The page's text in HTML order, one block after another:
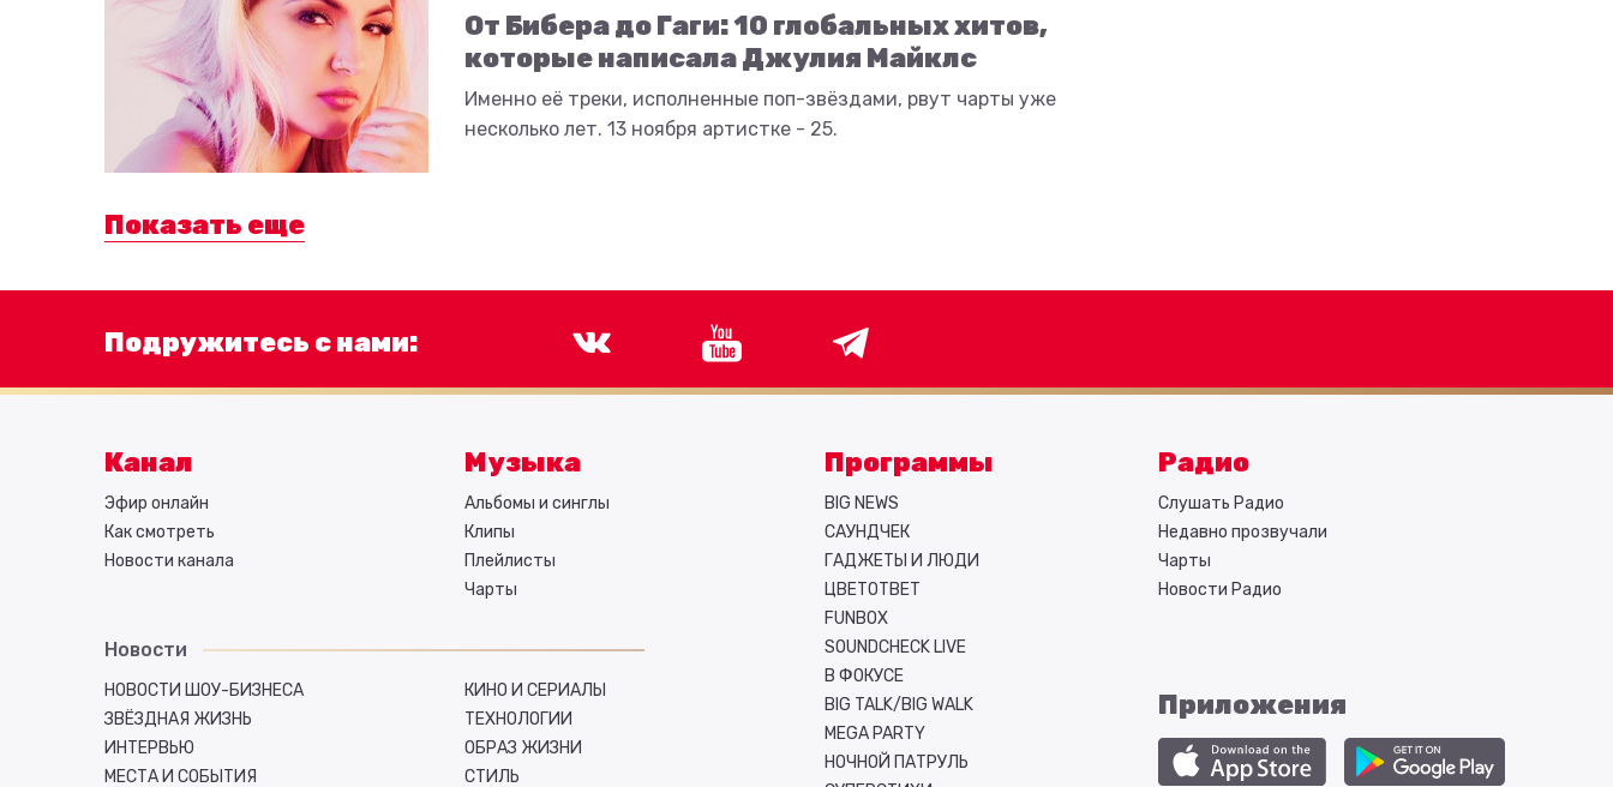
От Бибера до Гаги: 10 глобальных хитов,
которые написала Джулия Майклс
Именно её треки, исполненные поп-звёздами, рвут чарты уже
несколько лет. 13 ноября артистке - 25.
Показать еще
Подружитесь с нами:
Канал
Эфир онлайн
Как смотреть
Новости канала
Музыка
Альбомы и синглы
Клипы
Плейлисты
Чарты
Новости
НОВОСТИ ШОУ-БИЗНЕСА
ЗВЁЗДНАЯ ЖИЗНЬ
ИНТЕРВЬЮ
МЕСТА И СОБЫТИЯ
КИНО И СЕРИАЛЫ
ТЕХНОЛОГИИ
ОБРАЗ ЖИЗНИ
СТИЛЬ
Программы
BIG NEWS
САУНДЧЕК
ГАДЖЕТЫ И ЛЮДИ
ЦВЕТОТВЕТ
FUNBOX
SOUNDCHECK LIVE
В ФОКУСЕ
BIG TALK/BIG WALK
MEGA PARTY
НОЧНОЙ ПАТРУЛЬ
Радио
Слушать Радио
Недавно прозвучали
Чарты
Новости Радио
Приложения